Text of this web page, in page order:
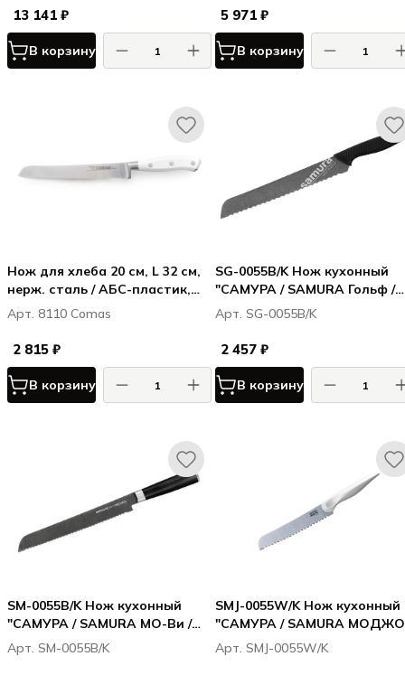
13 141 ₽
В корзину
5 971 ₽
В корзину
Нож для хлеба 20 см, L 32 см,
нерж. сталь / АБС-пластик,
цвет ручки белый, Марбл /
Marble
Арт. 8110 Сomas
2 815 ₽
В корзину
SG-0055B/K Нож кухонный
"САМУРА / SAMURA Гольф /
Golf Stonewash" для хлеба
мм, AUS-8
Арт. SG-0055B/K
2 457 ₽
В корзину
SM-0055B/K Нож кухонный
"САМУРА / SAMURA МО-Ви /
MO-V Stonewash" для хлеба
230 мм, G-10
Арт. SM-0055B/K
SMJ-0055W/K Нож кухонный
"САМУРА / SAMURA
MOJO" для хлеба 194 мм,
корроз.-стойкая сталь,
Арт. SMJ-0055W/K